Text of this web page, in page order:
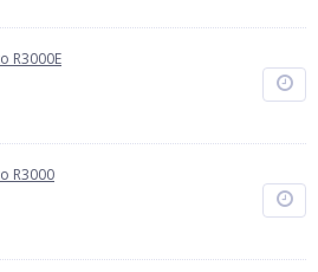
R3000E
R3000